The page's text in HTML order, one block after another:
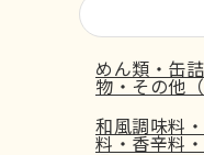
めん類・缶
物・その他
和風調味料
料・香辛料